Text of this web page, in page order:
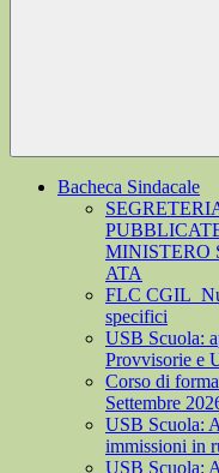
Bacheca Sindacale
MINISTERO
ATA
FLC
specifici
USB Scuola:
Provvisorie e
Corso di
Settembre
USB Scuola:
immissioni in
USB Scuola: